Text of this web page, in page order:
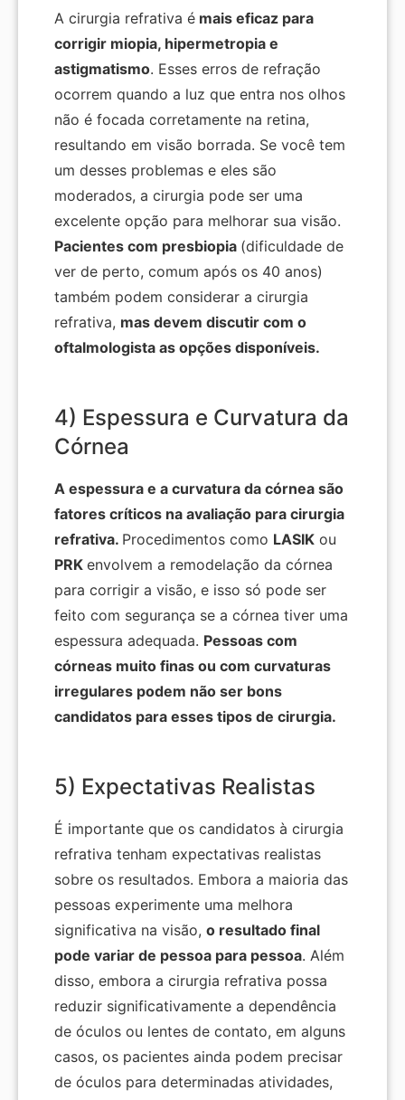
A cirurgia refrativa é mais eficaz para
corrigir miopia, hipermetropia e
astigmatismo. Esses erros de refração
ocorrem quando a luz que entra nos olhos
não é focada corretamente na retina,
resultando em visão borrada. Se você tem
um desses problemas e eles são
moderados, a cirurgia pode ser uma
excelente opção para melhorar sua visão.
Pacientes com presbiopia (dificuldade de
ver de perto, comum após os 40 anos)
também podem considerar a cirurgia
refrativa, mas devem discutir com o
oftalmologista as opções disponíveis.
4) Espessura e Curvatura da
Córnea
A espessura e a curvatura da córnea são
fatores críticos na avaliação para cirurgia
refrativa. Procedimentos como LASIK ou
PRK envolvem a remodelação da córnea
para corrigir a visão, e isso só pode ser
feito com segurança se a córnea tiver uma
espessura adequada. Pessoas com
córneas muito finas ou com curvaturas
irregulares podem não ser bons
candidatos para esses tipos de cirurgia.
5) Expectativas Realistas
É importante que os candidatos à cirurgia
refrativa tenham expectativas realistas
sobre os resultados. Embora a maioria das
pessoas experimente uma melhora
significativa na visão, o resultado final
pode variar de pessoa para pessoa. Além
disso, embora a cirurgia refrativa possa
reduzir significativamente a dependência
de óculos ou lentes de contato, em alguns
casos, os pacientes ainda podem precisar
de óculos para determinadas atividades,